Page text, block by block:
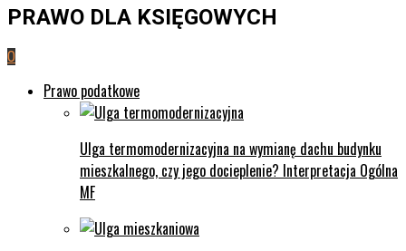
PRAWO DLA KSIĘGOWYCH
0
Prawo podatkowe
Ulga termomodernizacyjna na wymianę dachu budynku
mieszkalnego, czy jego docieplenie? Interpretacja Ogólna
MF